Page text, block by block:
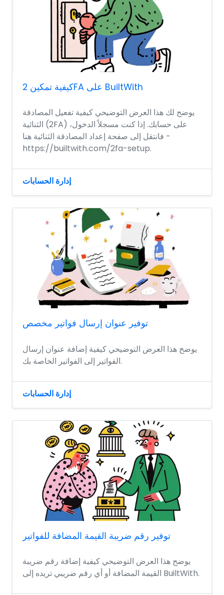
كيفية تمكين 2FA على BuiltWith
يوضح لك هذا العرض التوضيحي كيفية تفعيل المصادقة
الثنائية (2FA) على حسابك. إذا كنت مسجلاً الدخول،
فانتقل إلى صفحة إعداد المصادقة الثنائية هنا -
https://builtwith.com/2fa-setup.
إدارة الحسابات
توفير عنوان إرسال فواتير مخصص
يوضح هذا العرض التوضيحي كيفية إضافة عنوان إرسال
الفواتير إلى الفواتير الخاصة بك.
إدارة الحسابات
توفير رقم ضريبة القيمة المضافة للفواتير
يوضح هذا العرض التوضيحي كيفية إضافة رقم ضريبة
القيمة المضافة أو أي رقم ضريبي تريده إلى BuiltWith.